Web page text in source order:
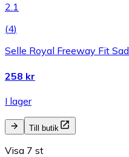
2.1
(4)
Selle Royal Freeway Fit
258 kr
I lager
Till butik
Visa 7 st